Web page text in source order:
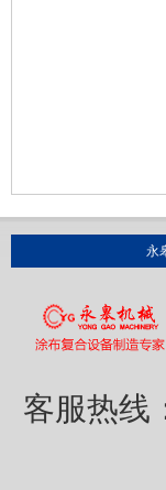
永
客服热线